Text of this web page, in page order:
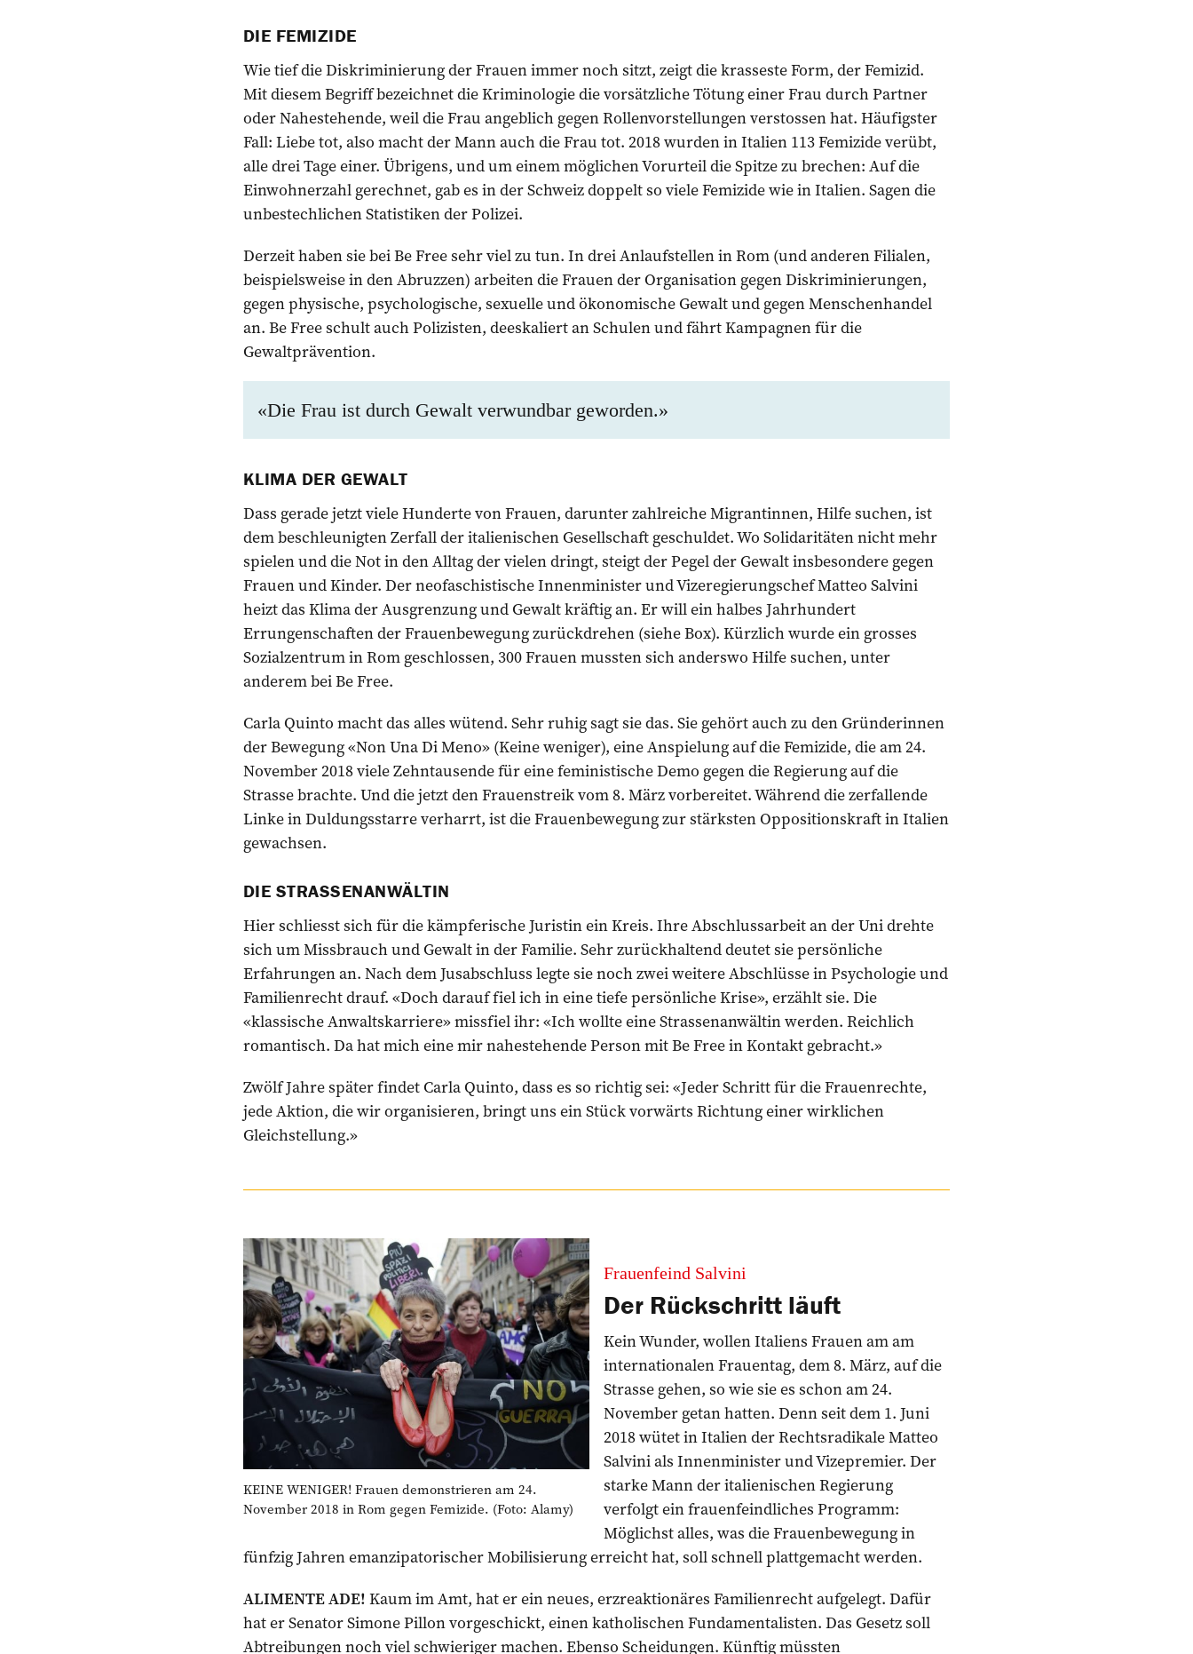
DIE FEMIZIDE
Wie tief die Diskriminierung der Frauen immer noch sitzt, zeigt die krasseste Form, der Femizid.
Mit diesem Begriff bezeichnet die Kriminologie die vorsätzliche Tötung einer Frau durch Partner
oder Nahestehende, weil die Frau angeblich gegen Rollenvorstellungen verstossen hat. Häufigster
Fall: Liebe tot, also macht der Mann auch die Frau tot. 2018 wurden in Italien 113 Femizide verübt,
alle drei Tage einer. Übrigens, und um einem möglichen Vorurteil die Spitze zu brechen: Auf die
Einwohnerzahl gerechnet, gab es in der Schweiz doppelt so viele Femizide wie in Italien. Sagen die
unbestechlichen Statistiken der Polizei.
Derzeit haben sie bei Be Free sehr viel zu tun. In drei Anlaufstellen in Rom (und anderen Filialen,
beispielsweise in den Abruzzen) arbeiten die Frauen der Organisation gegen Diskriminierungen,
gegen physische, psychologische, ­sexuelle und ökonomische Gewalt und gegen Menschenhandel
an. Be Free schult auch Polizisten, deeskaliert an Schulen und fährt Kampagnen für die
Gewaltprävention.
«Die Frau ist durch Gewalt verwundbar geworden.»
KLIMA DER GEWALT
Dass gerade jetzt viele Hunderte von Frauen, darunter zahlreiche Migrantinnen, Hilfe suchen, ist
dem beschleunigten Zerfall der italienischen Gesellschaft geschuldet. Wo Solidaritäten nicht mehr
spielen und die Not in den Alltag der vielen dringt, steigt der Pegel der Gewalt insbesondere gegen
Frauen und Kinder. Der neofaschistische Innenminister und Vizeregierungschef Matteo Salvini
heizt das Klima der Ausgrenzung und Gewalt kräftig an. Er will ein halbes Jahrhundert
Errungenschaften der Frauenbewegung zurückdrehen (siehe Box). Kürzlich wurde ein grosses
Sozialzentrum in Rom geschlossen, 300 Frauen mussten sich anderswo Hilfe suchen, unter
anderem bei Be Free.
Carla Quinto macht das alles wütend. Sehr ruhig sagt sie das. Sie gehört auch zu den Gründerinnen
der Bewegung «Non Una Di Meno» (Keine weniger), eine Anspielung auf die Femizide, die am 24.
November 2018 viele Zehntausende für eine feministische Demo gegen die Regierung auf die
Strasse brachte. Und die jetzt den Frauenstreik vom 8. März vorbereitet. Während die zerfallende
Linke in Duldungsstarre verharrt, ist die Frauenbewegung zur stärksten Oppositionskraft in Italien
gewachsen.
DIE STRASSENANWÄLTIN
Hier schliesst sich für die kämpferische Juristin ein Kreis. Ihre Abschlussarbeit an der Uni drehte
sich um Missbrauch und Gewalt in der Familie. Sehr zurückhaltend deutet sie persönliche
Erfahrungen an. Nach dem Jus­abschluss legte sie noch zwei weitere Abschlüsse in Psychologie und
Familienrecht drauf. «Doch darauf fiel ich in eine tiefe persönliche Krise», erzählt sie. Die
«klassische Anwaltskarriere» missfiel ihr: «Ich wollte eine Strassen­anwältin werden. Reichlich
romantisch. Da hat mich eine mir nahestehende Person mit Be Free in Kontakt gebracht.»
Zwölf Jahre später findet Carla Quinto, dass es so richtig sei: «Jeder Schritt für die Frauenrechte,
jede Aktion, die wir organisieren, bringt uns ein Stück vorwärts Richtung einer wirklichen
Gleichstellung.»
Frauenfeind Salvini
Der Rückschritt läuft
KEINE WENIGER! Frauen demons­trieren am 24.
November 2018 in Rom gegen Femizide. (Foto: Alamy)
Kein Wunder, wollen Italiens Frauen am am
internationalen Frauentag, dem 8. März, auf die
Strasse gehen, so wie sie es schon am 24.
November getan hatten. Denn seit dem 1. Juni
2018 wütet in Italien der Rechtsradikale Matteo
Salvini als Innenminister und Vizepremier. Der
starke Mann der italienischen Regierung
verfolgt ein frauenfeindliches Programm:
Möglichst alles, was die Frauenbewegung in
fünfzig Jahren emanzipatorischer Mobilisierung erreicht hat, soll schnell plattgemacht werden.
ALIMENTE ADE! Kaum im Amt, hat er ein neues, erzreaktionäres Familienrecht aufgelegt. Dafür
hat er Senator Simone Pillon vorgeschickt, einen ­katholischen Fundamentalisten. Das Gesetz soll
Abtreibungen noch viel schwieriger machen. Ebenso Scheidungen. Künftig müssten